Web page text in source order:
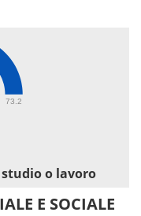
73.2
o lavoro
E SOCIALE